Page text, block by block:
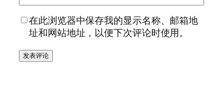
在此浏览器中保存我的显示名称、邮箱地
址和网站地址，以便下次评论时使用。